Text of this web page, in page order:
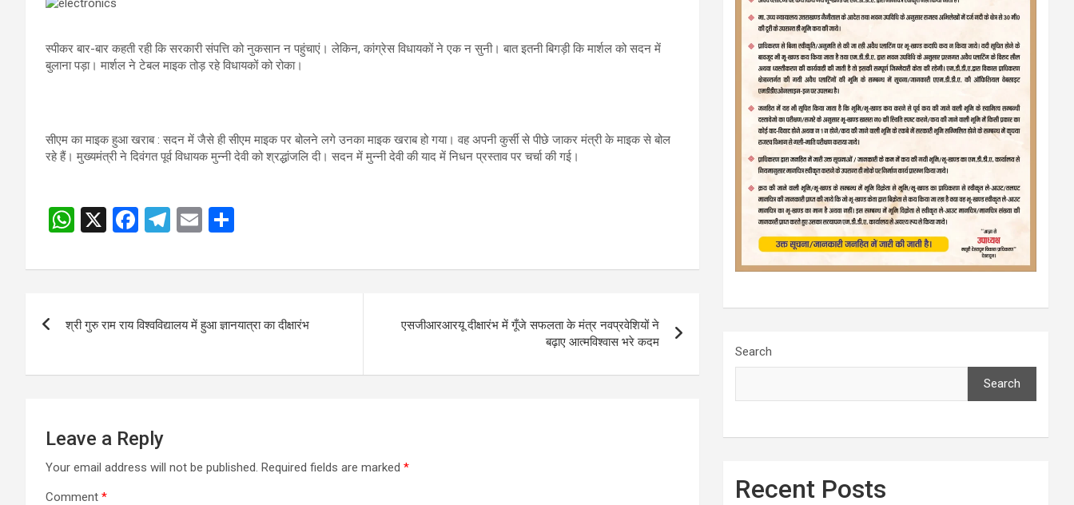
स्पीकर बार-बार कहती रही कि सरकारी संपत्ति को नुकसान न पहुंचाएं। लेकिन, कांग्रेस विधायकों ने एक न सुनी। बात इतनी बिगड़ी कि मार्शल को सदन में
बुलाना पड़ा। मार्शल ने टेबल माइक तोड़ रहे विधायकों को रोका।
सीएम का माइक हुआ खराब : सदन में जैसे ही सीएम माइक पर बोलने लगे उनका माइक खराब हो गया। वह अपनी कुर्सी से पीछे जाकर मंत्री के माइक से बोल
रहे हैं। मुख्यमंत्री ने दिवंगत पूर्व विधायक मुन्नी देवी को श्रद्धांजलि दी। सदन में मुन्नी देवी की याद में निधन प्रस्ताव पर चर्चा की गई।
W
at
A
p
X
F
ce
o
k
T
e
a
E
ail ar
navigation
श्री गुरु राम राय विश्वविद्यालय में हुआ ज्ञानयात्रा का दीक्षारंभ
एसजीआरआरयू दीक्षारंभ में गूँजे सफलता के मंत्र नवप्रवेशियों ने
बढ़ाए आत्मविश्वास भरे कदम
Leave a Reply
Your email address will not be published. Required fields are marked *
Comment *
Search
Search
Recent Posts